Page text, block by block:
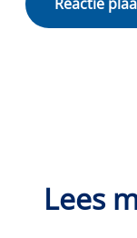
Lees